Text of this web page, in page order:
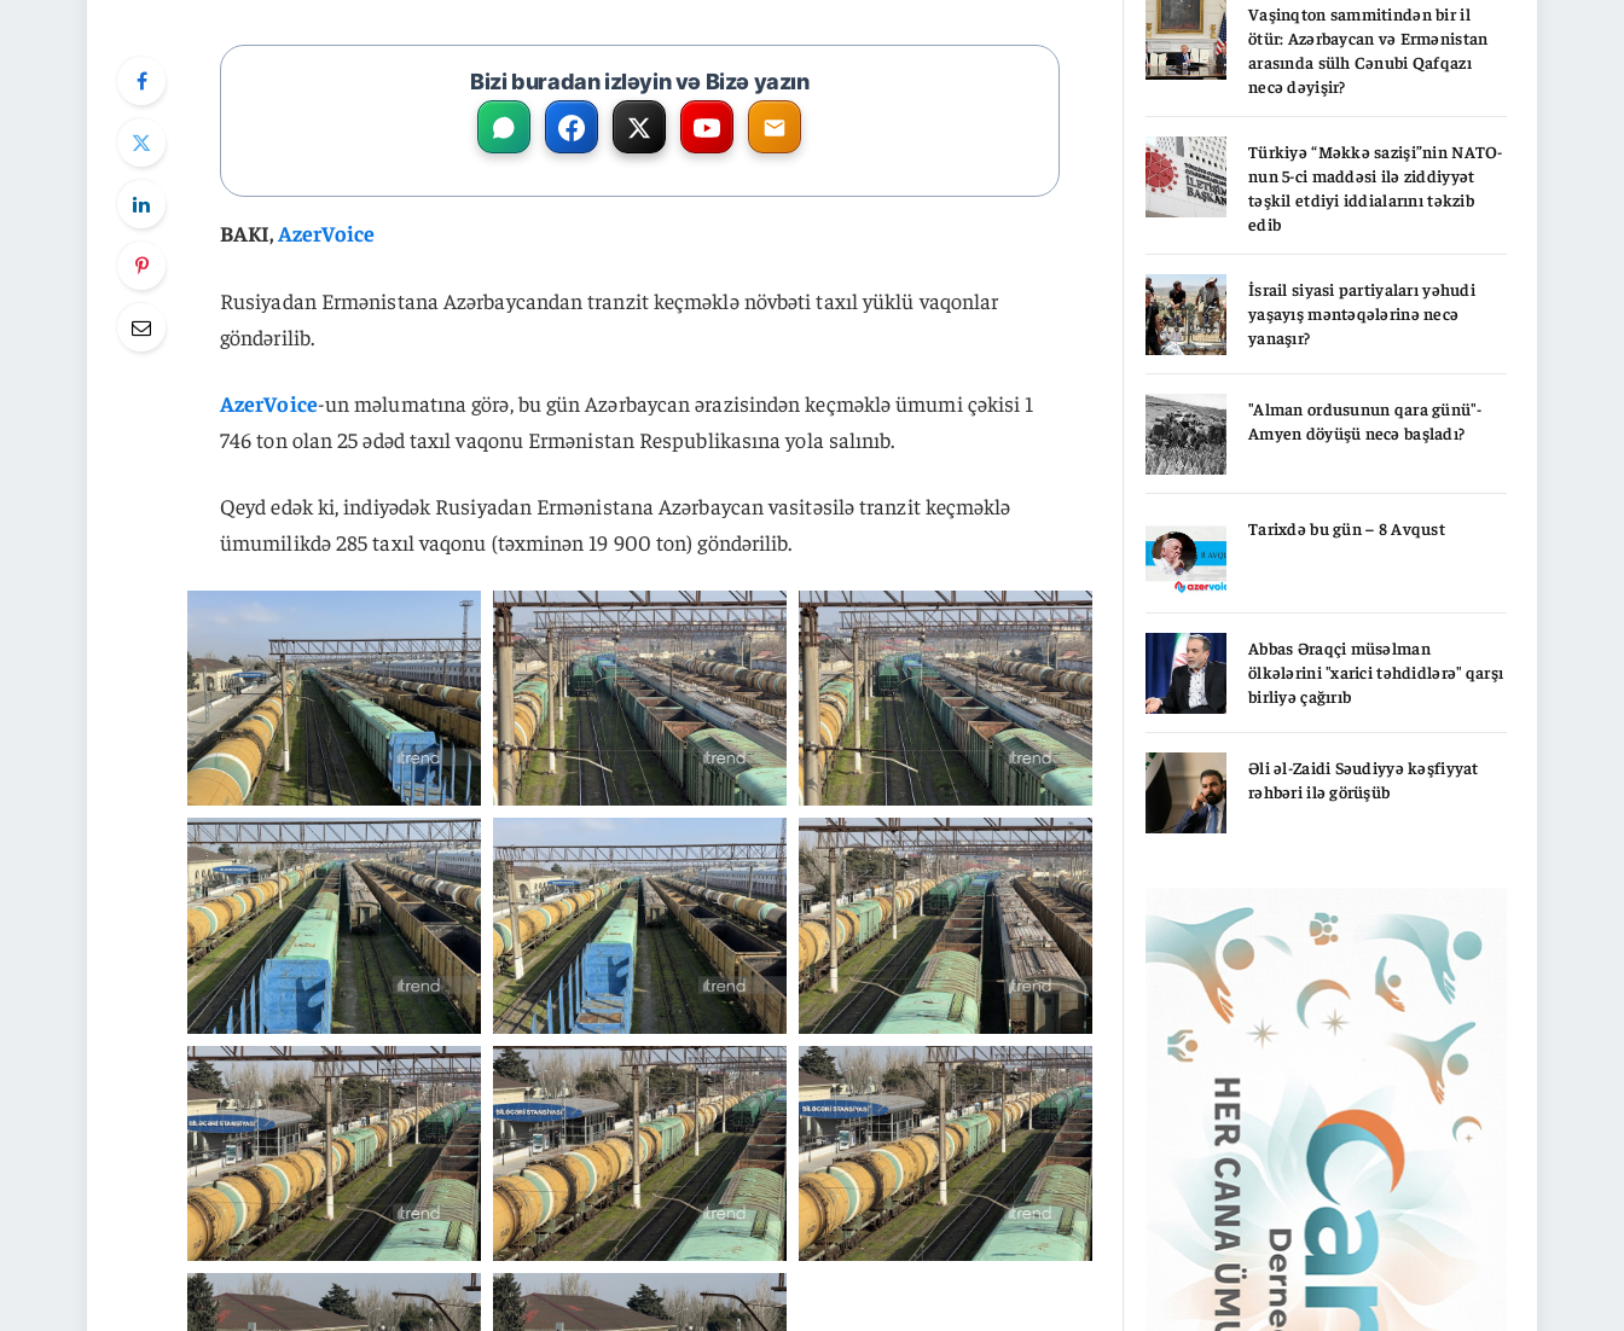
Bizi buradan izləyin və Bizə yazın
BAKI,AzerVoice
Rusiyadan Ermənistana Azərbaycandan tranzit keçməklə növbəti taxıl yüklü vaqonlar
göndərilib.
AzerVoice-un məlumatına görə, bu gün Azərbaycan ərazisindən keçməklə ümumi çəkisi 1
746 ton olan 25 ədəd taxıl vaqonu Ermənistan Respublikasına yola salınıb.
Qeyd edək ki, indiyədək Rusiyadan Ermənistana Azərbaycan vasitəsilə tranzit keçməklə
ümumilikdə 285 taxıl vaqonu (təxminən 19 900 ton) göndərilib.
Vaşinqton sammitindən bir il
ötür: Azərbaycan və Ermənistan
arasında sülh Cənubi Qafqazı
necə dəyişir?
Türkiyə “Məkkə sazişi”nin NATO-
nun 5-ci maddəsi ilə ziddiyyət
təşkil etdiyi iddialarını təkzib
edib
İsrail siyasi partiyaları yəhudi
yaşayış məntəqələrinə necə
yanaşır?
"Alman ordusunun qara günü"-
Amyen döyüşü necə başladı?
Tarixdə bu gün – 8 Avqust
Abbas Əraqçi müsəlman
ölkələrini "xarici təhdidlərə" qarşı
birliyə çağırıb
Əli əl-Zaidi Səudiyyə kəşfiyyat
rəhbəri ilə görüşüb